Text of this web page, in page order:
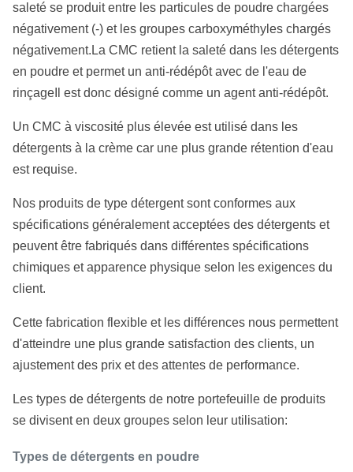
saleté se produit entre les particules de poudre chargées
négativement (-) et les groupes carboxyméthyles chargés
négativement.La CMC retient la saleté dans les détergents
en poudre et permet un anti-rédépôt avec de l'eau de
rinçageIl est donc désigné comme un agent anti-rédépôt.
Un CMC à viscosité plus élevée est utilisé dans les
détergents à la crème car une plus grande rétention d'eau
est requise.
Nos produits de type détergent sont conformes aux
spécifications généralement acceptées des détergents et
peuvent être fabriqués dans différentes spécifications
chimiques et apparence physique selon les exigences du
client.
Cette fabrication flexible et les différences nous permettent
d'atteindre une plus grande satisfaction des clients, un
ajustement des prix et des attentes de performance.
Les types de détergents de notre portefeuille de produits
se divisent en deux groupes selon leur utilisation:
Types de détergents en poudre